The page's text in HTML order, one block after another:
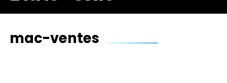
mac-ventes